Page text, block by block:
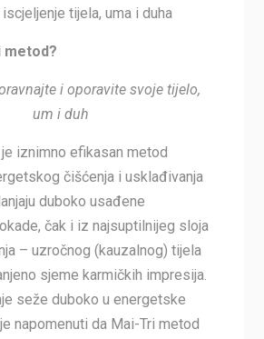
tijela, uma i duha
metod?
i oporavite svoje tijelo,
um i duh
iznimno efikasan metod
čišćenja i usklađivanja
duboko usađene
čak i iz najsuptilnijeg sloja
– uzročnog (kauzalnog) tijela
sjeme karmičkih impresija.
seže duboko u energetske
napomenuti da Mai-Tri metod